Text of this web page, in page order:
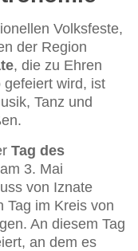
Volksfeste,
der Region
, die zu Ehren
wird, ist
Tanz und
Tag des
3. Mai
von Iznate
Tag im Kreis von
An diesem Tag
an dem es